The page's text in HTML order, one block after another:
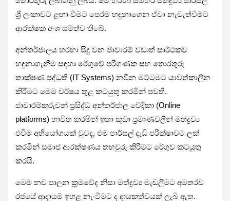
ශ්‍රී ලංකාවට ළඟා වීමට පෙරම හඳුනාගෙන ඒවා නැවැත්වීමට
ආරක්ෂක අංශ සමත්ව තිබේ.
අන්තර්ජාලය හරහා සිදු වන ජාවාරම් වඩාත් සාර්ථකව
හඳුනාගැනීම සඳහා රේගුවේ පරිගණක සහ තොරතුරු
තාක්ෂණ පද්ධති (IT Systems) නවීන මට්ටමට යාවත්කාලීන
කිරීමට මෙම වර්ෂය තුළ කටයුතු කරමින් පවතී.
ජාවාරම්කරුවන් ප්‍රසිද්ධ අන්තර්ජාල වේදිකා (Online
platforms) භාවිත කරමින් ඉතා කුඩා ප්‍රමාණවලින් මත්ද්‍රව්‍ය
එවීම අභියෝගයක් වුවද, එම පාර්සල් දැඩි පරීක්ෂාවට ලක්
කරමින් සමාජ ආරක්ෂණය තහවුරු කිරීමට රේගුව කටයුතු
කරයි.
මෙම නව පාලන ක්‍රමවේද නිසා මත්ද්‍රව්‍ය මැඬලීමට අමතරව
රජයේ ආදායම ඉහළ නැංවීමට ද දායකත්වයක් ලැබී ඇත.